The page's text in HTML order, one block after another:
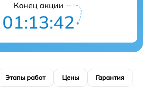
Конец акции
01:13:40
Этапы работ Цены Гарантия